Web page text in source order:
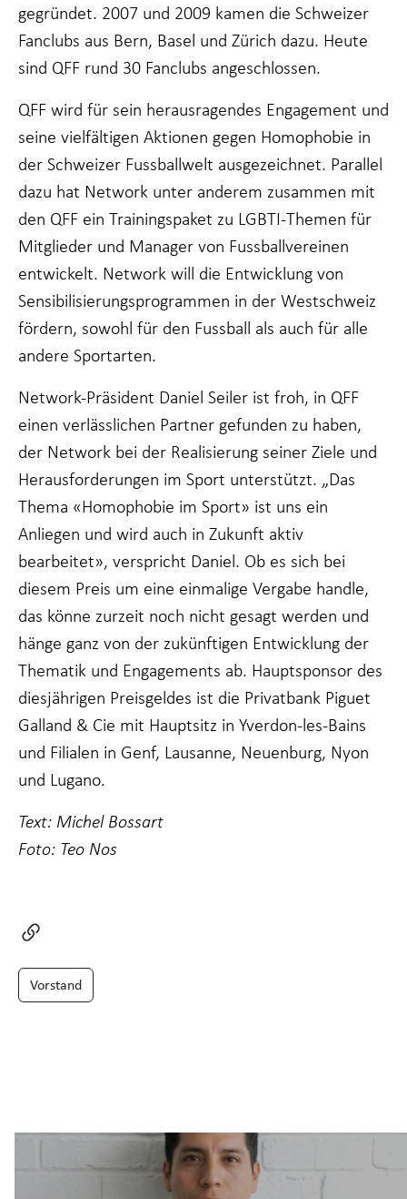
Vorstand
gegründet. 2007 und 2009 kamen die Schweizer
Fanclubs aus Bern, Basel und Zürich dazu. Heute
sind QFF rund 30 Fanclubs angeschlossen.
QFF wird für sein herausragendes Engagement und
seine vielfältigen Aktionen gegen Homophobie in
der Schweizer Fussballwelt ausgezeichnet. Parallel
dazu hat Network unter anderem zusammen mit
den QFF ein Trainingspaket zu LGBTI-Themen für
Mitglieder und Manager von Fussballvereinen
entwickelt. Network will die Entwicklung von
Sensibilisierungsprogrammen in der Westschweiz
fördern, sowohl für den Fussball als auch für alle
andere Sportarten.
Network-Präsident Daniel Seiler ist froh, in QFF
einen verlässlichen Partner gefunden zu haben,
der Network bei der Realisierung seiner Ziele und
Herausforderungen im Sport unterstützt. „Das
Thema «Homophobie im Sport» ist uns ein
Anliegen und wird auch in Zukunft aktiv
bearbeitet», verspricht Daniel. Ob es sich bei
diesem Preis um eine einmalige Vergabe handle,
das könne zurzeit noch nicht gesagt werden und
hänge ganz von der zukünftigen Entwicklung der
Thematik und Engagements ab. Hauptsponsor des
diesjährigen Preisgeldes ist die Privatbank Piguet
Galland & Cie mit Hauptsitz in Yverdon-les-Bains
und Filialen in Genf, Lausanne, Neuenburg, Nyon
und Lugano.
Text: Michel Bossart
Foto: Teo Nos
ablehnen,
werden einige
Funktionen
von der
verschwinden.
Marketing
Indem Sie Ihr
Interesse und Ihr
Verhalten beim
Website mitteilen,
erhöhen Sie die
Wahrscheinlichkeit,
dass Sie auf Sie
zugeschnittene
Inhalte und
Angebote sehen.